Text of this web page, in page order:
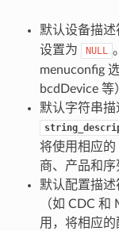
默认设备描
设置为 NULL
menuconfig
bcdDevice 等
默认字符串
将使用相应
商、产品和序
默认配置描
（如 CDC
用，将相应